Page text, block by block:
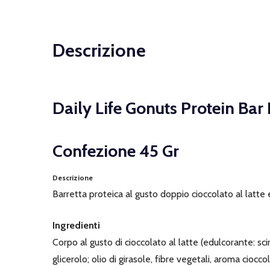
Descrizione
Daily Life Gonuts Protein
Confezione 45 Gr
Descrizione
Barretta proteica al gusto doppio cioccolato al latte
Ingredienti
Corpo al gusto di cioccolato al latte (edulcorante:
glicerolo; olio di girasole, fibre vegetali, aroma